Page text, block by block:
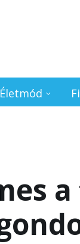
Életmód